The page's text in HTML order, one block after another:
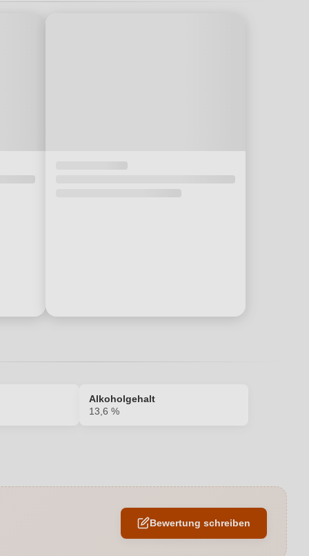
Alkoholgehalt
13,6 %
Edelstahltank
Alto Adige DOC
Bewertung schreiben